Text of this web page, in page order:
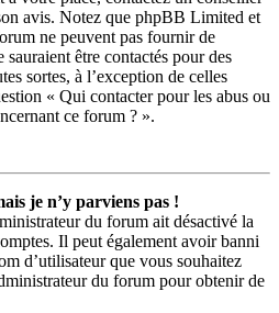
avis. Notez que phpBB Limited et
ne peuvent pas fournir de
être contactés pour des
sortes, à l’exception de celles
« Qui contacter pour les abus ou
ce forum ? ».
je n’y parviens pas !
du forum ait désactivé la
Il peut également avoir banni
d’utilisateur que vous souhaitez
du forum pour obtenir de